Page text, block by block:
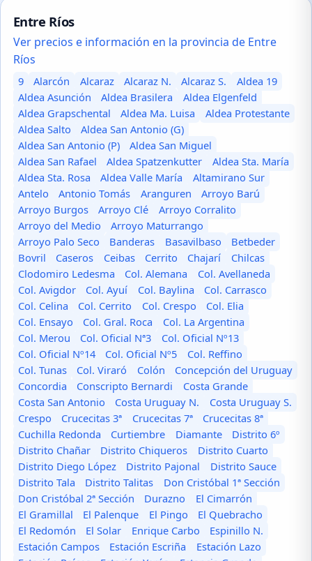
Entre Ríos
Ver precios e información en la provincia de Entre
Ríos
9 Alarcón Alcaraz Alcaraz N. Alcaraz S.
Aldea 19
Aldea Asunción
Aldea Brasilera
Aldea Elgenfeld
Aldea Grapschental
Aldea Ma. Luisa
Aldea Protestante
Aldea Salto
Aldea San Antonio (G)
Aldea San Antonio (P)
Aldea San Miguel
Aldea San Rafael
Aldea Spatzenkutter
Aldea Sta. María
Aldea Sta. Rosa
Aldea Valle María
Altamirano Sur
Antelo
Antonio Tomás Aranguren
Arroyo Barú
Arroyo Burgos
Arroyo Clé
Arroyo Corralito
Arroyo del Medio
Arroyo Maturrango
Arroyo Palo Seco
Banderas Basavilbaso
Betbeder
Bovril
Caseros Ceibas Cerrito Chajarí
Chilcas
Clodomiro Ledesma
Col. Alemana
Col. Avellaneda
Col. Avigdor
Col. Ayuí Col. Baylina
Col. Carrasco
Col. Celina
Col. Cerrito Col. Crespo
Col. Elia
Col. Ensayo
Col. Gral. Roca
Col. La Argentina
Col. Merou
Col. Oficial Nª3
Col. Oficial Nº13
Col. Oficial Nº14
Col. Oficial Nº5
Col. Reffino
Col. Tunas
Col. Viraró Colón
Concepción del Uruguay
Concordia
Conscripto Bernardi
Costa Grande
Costa San Antonio
Costa Uruguay N.
Costa Uruguay S.
Crespo
Crucecitas 3ª Crucecitas 7ª
Crucecitas 8ª
Cuchilla Redonda
Curtiembre Diamante
Distrito 6º
Distrito Chañar
Distrito Chiqueros
Distrito Cuarto
Distrito Diego López
Distrito Pajonal
Distrito Sauce
Distrito Tala
Distrito Talitas
Don Cristóbal 1ª Sección
Don Cristóbal 2ª Sección
Durazno
El Cimarrón
El Gramillal
El Palenque El Pingo
El Quebracho
El Redomón
El Solar Enrique Carbo
Espinillo N.
Estación Campos
Estación Escriña
Estación Lazo